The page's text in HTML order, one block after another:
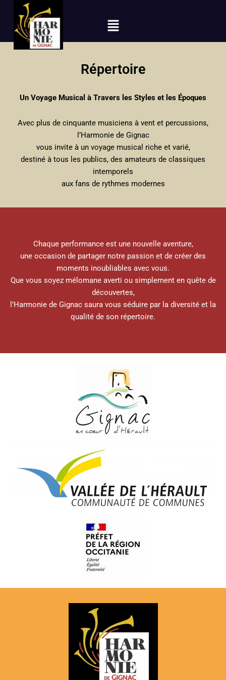
Menu
Répertoire
Un Voyage Musical à Travers les Styles et les Époques
Avec plus de cinquante musiciens à vent et percussions,
l’Harmonie de Gignac
vous invite à un voyage musical riche et varié,
destiné à tous les publics, des amateurs de classiques
intemporels
aux fans de rythmes modernes
Chaque performance est une nouvelle aventure,
une occasion de partager notre passion et de créer des
moments inoubliables avec vous.
Que vous soyez mélomane averti ou simplement en quête de
découvertes,
l’Harmonie de Gignac saura vous séduire par la diversité et la
qualité de son répertoire.